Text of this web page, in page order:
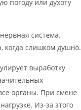
погоду или духоту
система.
когда слишком душно.
выработку
органы. При смене
Из-за этого